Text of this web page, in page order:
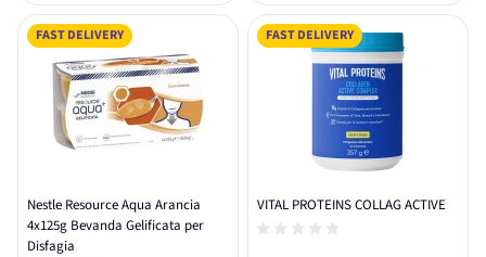
FAST DELIVERY
Nestle Resource Aqua Arancia
4x125g Bevanda Gelificata per
Disfagia
FAST DELIVERY
VITAL PROTEINS COLLAG ACTIVE